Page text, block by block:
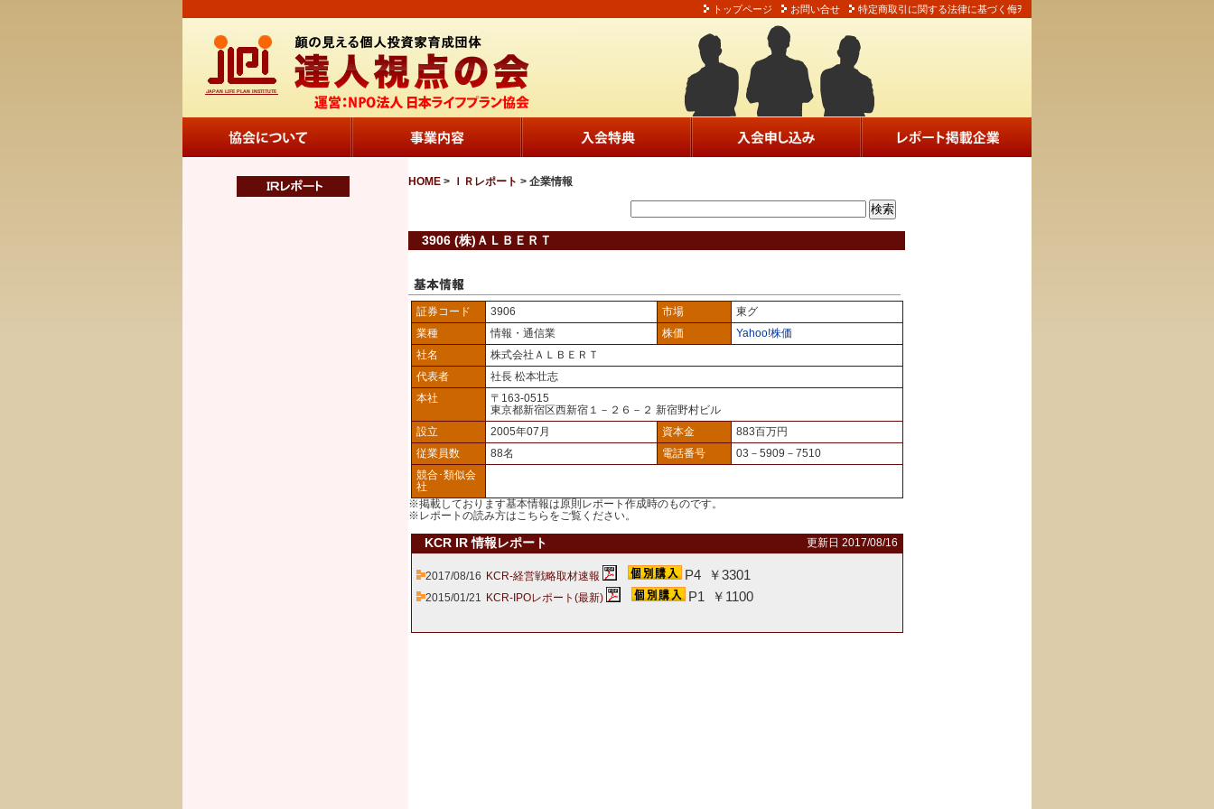
トップページ お問い合せ 特定商取引に関する法律に基づく侮ｦ
HOME > ＩＲレポート > 企業情報
3906 (株)ＡＬＢＥＲＴ
証券コード 3906 市場
東グ
業種
情報・通信業 株価
Yahoo!株価
社名
株式会社ＡＬＢＥＲＴ
代表者
社長 松本壮志
本社
〒163-0515
東京都新宿区西新宿１－２６－２ 新宿野村ビル
設立
2005年07月 資本金
883百万円
従業員数
88名 電話番号
03－5909－7510
競合･類似会
社
※掲載しております基本情報は原則レポート作成時のものです。
※レポートの読み方はこちら をご覧ください。
KCR IR 情報レポート 更新日 2017/08/16
2017/08/16 KCR-経営戦略取材速報 P4 ￥3301
2015/01/21 KCR-IPOレポート(最新) P1 ￥1100